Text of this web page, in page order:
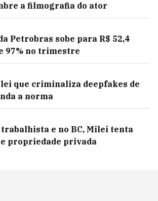
a filmografia do ator
Petrobras sobe para R$ 52,4
97% no trimestre
que criminaliza deepfakes de
a norma
e no BC, Milei tenta
propriedade privada